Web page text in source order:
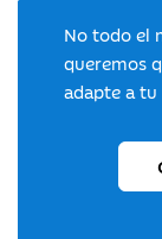
No todo el
queremos
adapte a